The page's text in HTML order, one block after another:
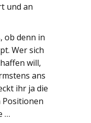
und an
ob denn in
Wer sich
will,
ans
ihr ja die
…